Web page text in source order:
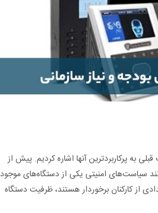
به پرکاربردترین آنها اشاره کردیم. پیش از
سیاست‌های امنیتی یکی از دستگاه‌های موجود
از کارکنان برخوردار هستند، ظرفیت دستگاه